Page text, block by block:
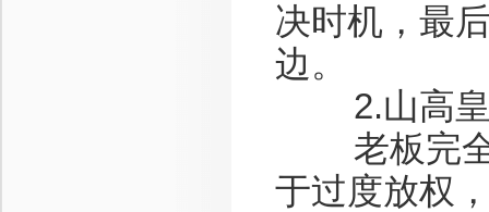
决时机，最
边。
2.山高皇
老板完全
于过度放权